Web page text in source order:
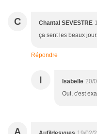
C Chantal SEVESTRE
ça sent les beaux
Répondre
I Isabelle 20/
Oui, c'est
A